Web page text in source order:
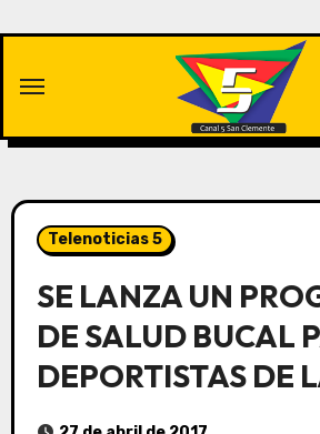
contenido
Telenoticias 5
SE LANZA UN
DE SALUD BUCAL
DEPORTISTAS DE